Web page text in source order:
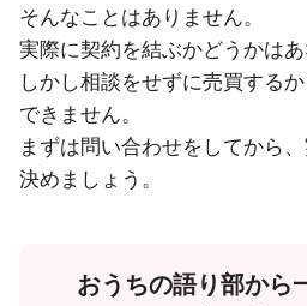
そんなことはありません。
実際に契約を結ぶかどうかはあ
しかし相談をせずに売買する
できません。
まずは問い合わせをしてから
決めましょう。
おうちの語り部から